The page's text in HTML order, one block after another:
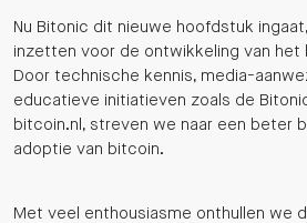
Nu Bitonic dit nieuwe hoofdstuk
inzetten voor de ontwikkeling van
Door technische kennis, media-
educatieve initiatieven zoals de
bitcoin.nl, streven we naar een beter
adoptie van bitcoin.
Met veel enthousiasme onthullen we